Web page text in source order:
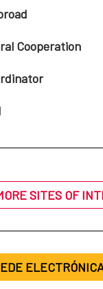
Cooperation
SITES OF